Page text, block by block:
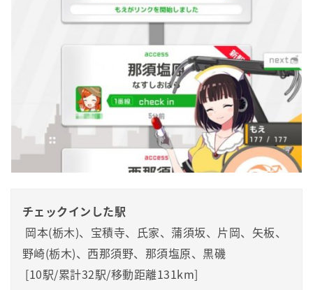
チェックインした駅
野崎(栃木)、西那須野、那須塩原、黒磯
[10駅/累計32駅/移動距離131km]